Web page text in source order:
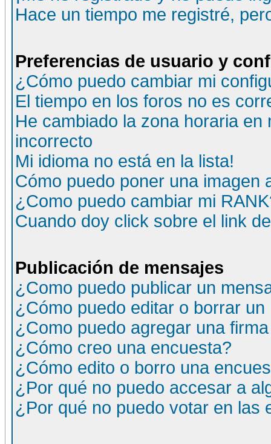
Hace un tiempo me registré,
Preferencias de usuario y
¿Cómo puedo cambiar mi
El tiempo en los foros no es
He cambiado la zona horaria
incorrecto
Mi idioma no está en la lista!
Cómo puedo poner una imagen
¿Como puedo cambiar mi
Cuando doy click sobre el link
Publicación de mensajes
¿Como puedo publicar un
¿Cómo puedo editar o borrar un
¿Como puedo agregar una
¿Cómo creo una encuesta?
¿Cómo edito o borro una
¿Por qué no puedo accesar a
¿Por qué no puedo votar en las